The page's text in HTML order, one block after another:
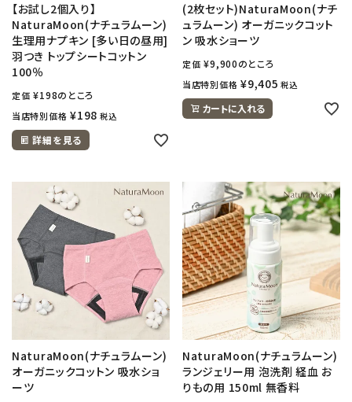
【お試し2個入り】
NaturaMoon(ナチュラムーン)
生理用ナプキン [多い日の昼用]
羽つき トップシートコットン
100％
定価 ¥198のところ
当店特別価格 ¥198 税込
詳細を見る
(2枚セット)NaturaMoon(ナチ
ュラムーン) オーガニックコット
ン 吸水ショーツ
定価 ¥9,900のところ
当店特別価格 ¥9,405 税込
カートに入れる
NaturaMoon(ナチュラムーン)
オーガニックコットン 吸水ショ
ーツ
NaturaMoon(ナチュラムーン)
ランジェリー用 泡洗剤 経血 お
りもの用 150ml 無香料